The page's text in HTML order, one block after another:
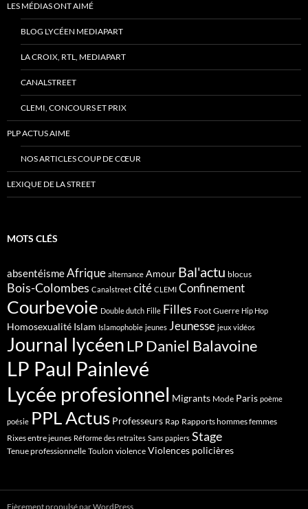
LES MÉDIAS ONT AIMÉ
BLOG LYCÉEN MEDIAPART
LA CROIX, RTL, MEDIAPART
CANALSTREET
CLEMI, CONCOURS ET PRIX
PLP ACTUS AIME
NOS ARTICLES COUP DE CŒUR
LEXIQUE DE LA STREET
MOTS CLÉS
absentéismeAfrique alternance Amour Bal'actu blocus
Bois-Colombes Canalstreet cité CLEMI Confinement
Courbevoie Double dutch Fille Filles Foot Guerre Hip Hop
Homosexualité Islam Islamophobie jeunes Jeunesse jeux vidéos
Journal lycéenLP Daniel Balavoine
LP Paul Painlevé
Lycée profesionnel Migrants Mode Paris poème
poésie PPL Actus Professeurs Rap Rapports hommes femmes
Rixes entre jeunes Réforme des retraites Sans papiers Stage
Tenue professionnelle Toulon violence Violences policières
Fièrement propulsé par WordPress